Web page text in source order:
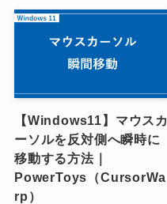
【Windows11】マウスカ
ーソルを反対側へ瞬時に
移動する方法｜
PowerToys（CursorWa
rp）